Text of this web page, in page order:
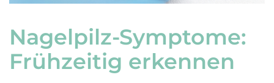
Nagelpilz-Symptome:
Frühzeitig erkennen